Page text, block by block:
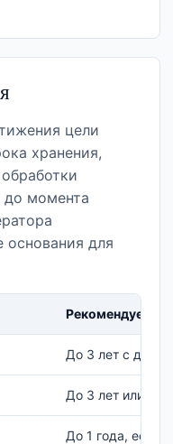
цели
хранения,
до момента
основания для
Рекомендуемый
До 3 лет с даты
До 3 лет или
До 1 года, если